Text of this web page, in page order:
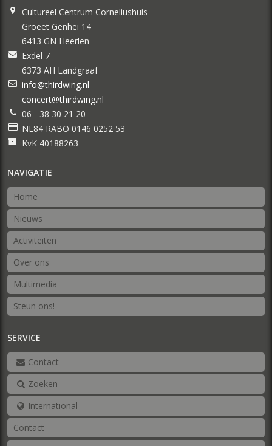
Cultureel Centrum Corneliushuis
Groeët Genhei 14
6413 GN Heerlen
Exdel 7
6373 AH Landgraaf
info@thirdwing.nl
concert@thirdwing.nl
06 - 38 30 21 20
NL84 RABO 0146 0252 53
KvK 40188263
NAVIGATIE
Home
Nieuws
Activiteiten
Over ons
Multimedia
Steun ons!
SERVICE
Contact
Zoeken
International
Contact